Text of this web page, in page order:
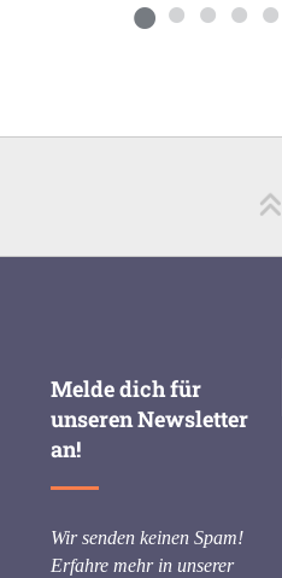
Melde dich für
unseren Newsletter
an!
Wir senden keinen Spam!
Erfahre mehr in unserer